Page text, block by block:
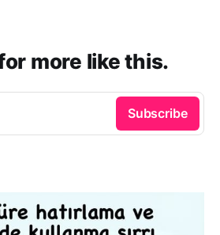
more like this.
Subscribe